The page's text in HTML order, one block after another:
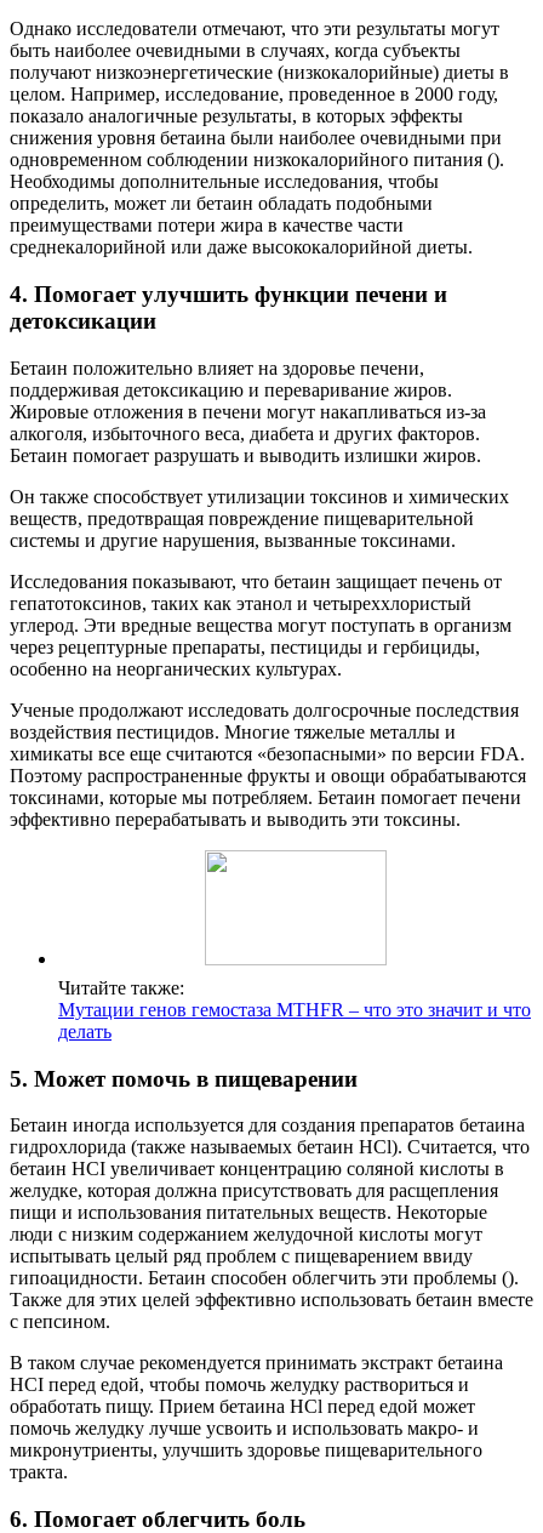
Однако исследователи отмечают, что эти результаты могут
быть наиболее очевидными в случаях, когда субъекты
получают низкоэнергетические (низкокалорийные) диеты в
целом. Например, исследование, проведенное в 2000 году,
показало аналогичные результаты, в которых эффекты
снижения уровня бетаина были наиболее очевидными при
одновременном соблюдении низкокалорийного питания ().
Необходимы дополнительные исследования, чтобы
определить, может ли бетаин обладать подобными
преимуществами потери жира в качестве части
среднекалорийной или даже высококалорийной диеты.
4. Помогает улучшить функции печени и
детоксикации
Бетаин положительно влияет на здоровье печени,
поддерживая детоксикацию и переваривание жиров.
Жировые отложения в печени могут накапливаться из-за
алкоголя, избыточного веса, диабета и других факторов.
Бетаин помогает разрушать и выводить излишки жиров.
Он также способствует утилизации токсинов и химических
веществ, предотвращая повреждение пищеварительной
системы и другие нарушения, вызванные токсинами.
Исследования показывают, что бетаин защищает печень от
гепатотоксинов, таких как этанол и четыреххлористый
углерод. Эти вредные вещества могут поступать в организм
через рецептурные препараты, пестициды и гербициды,
особенно на неорганических культурах.
Ученые продолжают исследовать долгосрочные последствия
воздействия пестицидов. Многие тяжелые металлы и
химикаты все еще считаются «безопасными» по версии FDA.
Поэтому распространенные фрукты и овощи обрабатываются
токсинами, которые мы потребляем. Бетаин помогает печени
эффективно перерабатывать и выводить эти токсины.
Читайте также:
Мутации генов гемостаза MTHFR – что это значит и что
делать
5. Может помочь в пищеварении
Бетаин иногда используется для создания препаратов бетаина
гидрохлорида (также называемых бетаин HCl). Считается, что
бетаин HCI увеличивает концентрацию соляной кислоты в
желудке, которая должна присутствовать для расщепления
пищи и использования питательных веществ. Некоторые
люди с низким содержанием желудочной кислоты могут
испытывать целый ряд проблем с пищеварением ввиду
гипоацидности. Бетаин способен облегчить эти проблемы ().
Также для этих целей эффективно использовать бетаин вместе
с пепсином.
В таком случае рекомендуется принимать экстракт бетаина
HCI перед едой, чтобы помочь желудку раствориться и
обработать пищу. Прием бетаина HCl перед едой может
помочь желудку лучше усвоить и использовать макро- и
микронутриенты, улучшить здоровье пищеварительного
тракта.
6. Помогает облегчить боль